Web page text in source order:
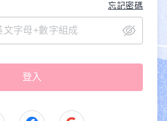
忘記密碼